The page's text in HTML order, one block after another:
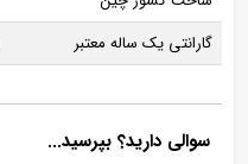
گارانتی یک ساله معتبر
سوالی دارید؟ بپرسید...